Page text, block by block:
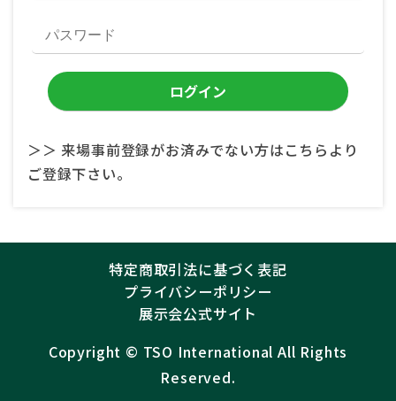
＞＞ 来場事前登録がお済みでない方はこちらより
ご登録下さい。
特定商取引法に基づく表記
プライバシーポリシー
展示会公式サイト
Copyright ©︎ TSO International All Rights
Reserved.